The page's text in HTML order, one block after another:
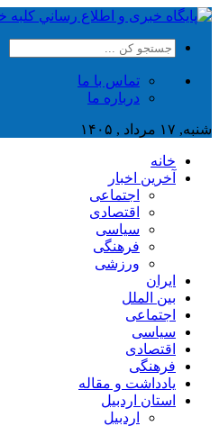
تماس با ما
درباره ما
شنبه, ۱۷ مرداد , ۱۴۰۵
خانه
آخرین اخبار
اجتماعی
اقتصادی
سیاسی
فرهنگی
ورزشی
ایران
بین الملل
اجتماعی
سیاسی
اقتصادی
فرهنگی
یادداشت و مقاله
استان اردبیل
اردبیل